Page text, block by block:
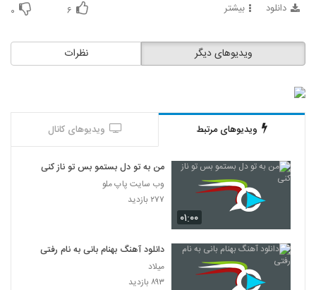
دانلود بیشتر ۶ ۰
نظرات ویدیوهای دیگر
ویدیوهای مرتبط ویدیوهای کانال
۰۱:۰۰
من به تو دل بستمو بس تو ناز کنی
وب سایت پاپ ملو
۲۷۷ بازدید
دانلود آهنگ بهنام بانی به نام رفتی
میلاد
۸۹۳ بازدید